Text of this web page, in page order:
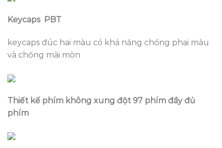
Keycaps PBT
keycaps đúc hai màu có khả năng chống phai màu
và chống mài mòn
Thiết kế phím không xung đột 97 phím đầy đủ
phím